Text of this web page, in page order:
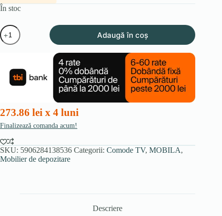
În stoc
Cantitate
Dulap
TV
cm,
culoare
cașmir
Adaugă în coș
273.86 lei x 4 luni
Finalizează comanda acum!
SKU: 5906284138536 Categorii: Comode TV, MOBILA,
Mobilier de depozitare
Descriere